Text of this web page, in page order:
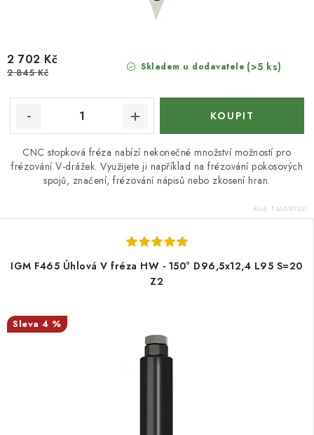
Skladem u dodavatele (>5 ks)
2 702 Kč
2 845 Kč
CNC stopková fréza nabízí nekonečné množství možností pro
frézování V-drážek. Využijete ji například na frézování pokosových
spojů, značení, frézování nápisů nebo zkosení hran.
Kód: F465-90331
IGM F465 Úhlová V fréza HW - 150° D96,5x12,4 L95 S=20
Z2
4 %